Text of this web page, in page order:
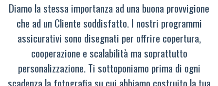
Diamo la stessa importanza ad una buona provvigione
che ad un Cliente soddisfatto. I nostri programmi
assicurativi sono disegnati per offrire copertura,
cooperazione e scalabilità ma soprattutto
personalizzazione. Ti sottoponiamo prima di ogni
scadenza la fotografia su cui abbiamo costruito la tua